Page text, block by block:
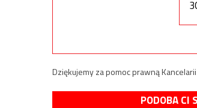
Dziękujemy za pomoc prawną
PODOBA CI